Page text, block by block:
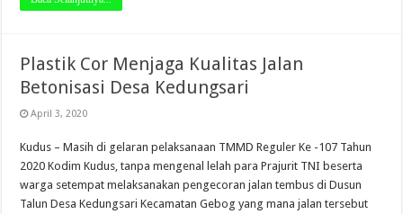
Plastik Cor Menjaga Kualitas Jalan
Betonisasi Desa Kedungsari
April 3, 2020
Kudus – Masih di gelaran pelaksanaan TMMD Reguler Ke -107 Tahun
2020 Kodim Kudus, tanpa mengenal lelah para Prajurit TNI beserta
warga setempat melaksanakan pengecoran jalan tembus di Dusun
Talun Desa Kedungsari Kecamatan Gebog yang mana jalan tersebut